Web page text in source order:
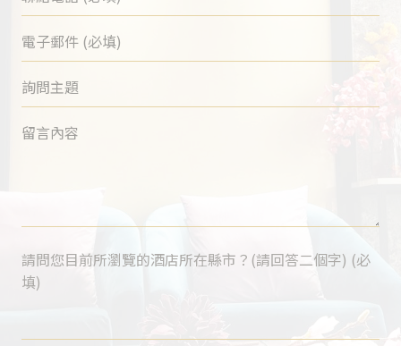
請問您目前所瀏覽的酒店所在縣市？(請回答二個字) (必
填)